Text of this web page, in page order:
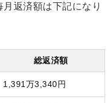
返済額は下記になり
総返済額
1,391万3,340円